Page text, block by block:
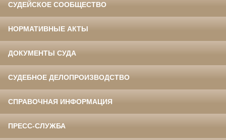
СУДЕЙСКОЕ СООБЩЕСТВО
НОРМАТИВНЫЕ АКТЫ
ДОКУМЕНТЫ СУДА
СУДЕБНОЕ ДЕЛОПРОИЗВОДСТВО
СПРАВОЧНАЯ ИНФОРМАЦИЯ
ПРЕСС-СЛУЖБА